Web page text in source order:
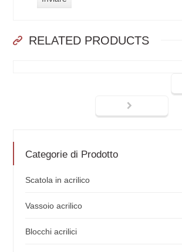
RELATED PRODUCTS
Categorie di Prodotto
Scatola in acrilico
Vassoio acrilico
Blocchi acrilici